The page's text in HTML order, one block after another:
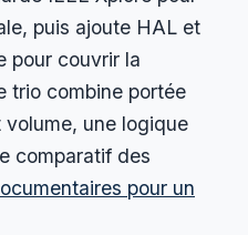
puis ajoute HAL et
pour couvrir la
trio combine portée
une logique
comparatif des
pour un